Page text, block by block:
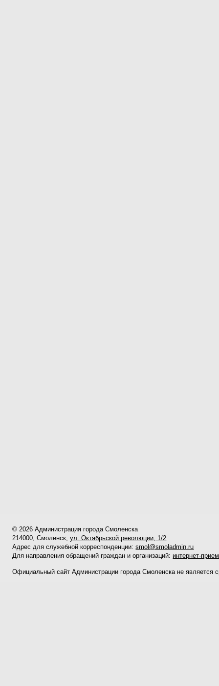
© 2026 Администрация города Смоленска
214000, Смоленск,ул. Октябрьской революции, 1/2
Адрес для служебной корреспонденции:smol@smoladmin.ru
Для направления обращений граждан и организаций: интернет-
Официальный сайт Администрации города Смоленска не является